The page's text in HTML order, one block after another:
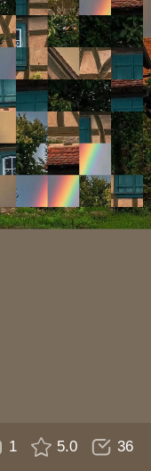
5.0 36
1 5.0 36